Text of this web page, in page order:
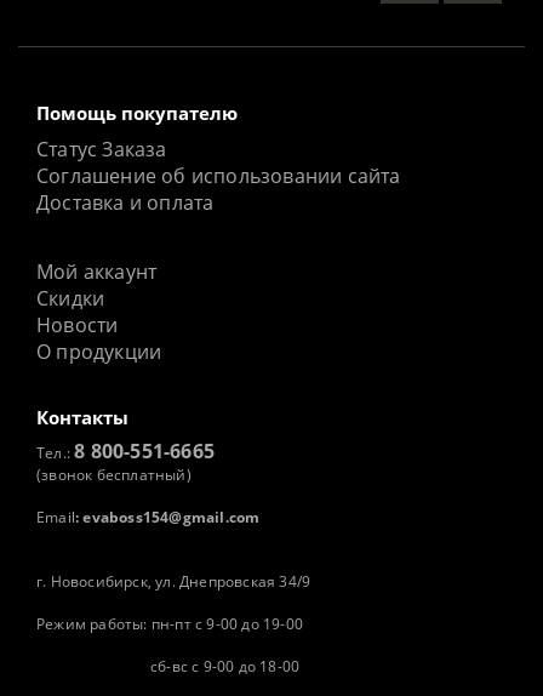
Помощь покупателю
Статус Заказа
Соглашение об использовании сайта
Доставка и оплата
Мой аккаунт
Скидки
Новости
О продукции
Контакты
Тел.:8 800-551-6665
(звонок бесплатный)
Email: evaboss154@gmail.com
г. Новосибирск, ул. Днепровская 34/9
Режим работы: пн-пт с 9-00 до 19-00
сб-вс с 9-00 до 18-00